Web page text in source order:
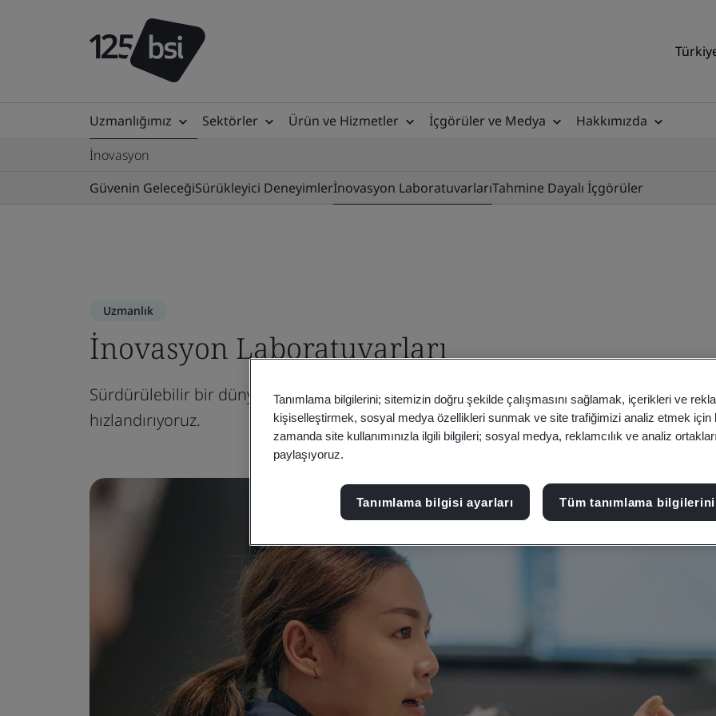
Uzmanlığımız Sektörler Ürün ve Hizmetler İçgörüler ve Medya
Hakkımızda
İnovasyon
Güvenin GeleceğiSürükleyici Deneyimlerİnovasyon LaboratuvarlarıTahmine Dayalı İçgörüler
Uzmanlık
İnovasyon Laboratuvarları
Sürdürülebilir bir dünya için net ve olumlu bir etki yaratmak amacıyla yeni
hızlandırıyoruz.
Tanımlama bilgilerini; sitemizin doğru şekilde çalışmasını sağlamak, içerikleri ve
kişiselleştirmek, sosyal medya özellikleri sunmak ve site trafiğimizi analiz etmek için
zamanda site kullanımınızla ilgili bilgileri; sosyal medya, reklamcılık ve analiz
paylaşıyoruz.
Tanımlama bilgisi ayarları Tüm tanımlama